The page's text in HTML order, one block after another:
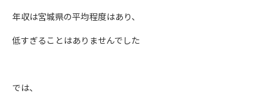
年収は宮城県の平均程度はあり、
低すぎることはありませんでした
では、